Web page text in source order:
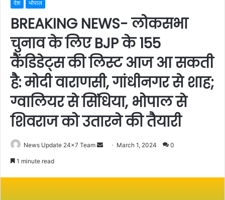
देश भोपाल
BREAKING NEWS- लोकसभा
चुनाव के लिए BJP के 155
कैंडिडेट्स की लिस्ट आज आ सकती
है: मोदी वाराणसी, गांधीनगर से शाह;
ग्वालियर से सिंधिया, भोपाल से
शिवराज को उतारने की तैयारी
News Update 24x7 Team
Send March 1, 2024 0
1 minute read